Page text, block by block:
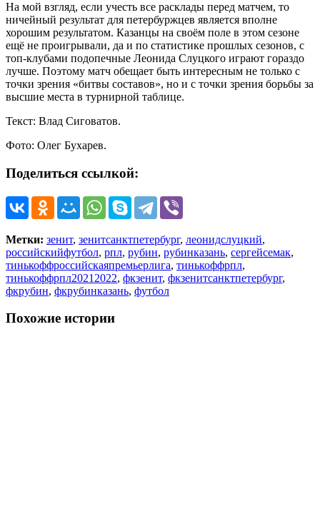
На мой взгляд, если учесть все расклады перед матчем, то
ничейный результат для петербуржцев является вполне
хорошим результатом. Казанцы на своём поле в этом сезоне
ещё не проигрывали, да и по статистике прошлых сезонов, с
топ-клубами подопечные Леонида Слуцкого играют гораздо
лучше. Поэтому матч обещает быть интересным не только с
точки зрения «битвы составов», но и с точки зрения борьбы за
высшие места в турнирной таблице.
Текст: Влад Сиговатов.
Фото: Олег Бухарев.
Поделиться ссылкой:
Метки: зенит, зенитсанктпетербург, леонидслуцкий,
российскийфутбол, рпл, рубин, рубинказань, сергейсемак,
тинькоффроссийскаяпремьерлига, тинькоффрпл,
тинькоффрпл20212022, фкзенит, фкзенитсанктпетербург,
фкрубин, фкрубинказань, футбол
Похожие истории